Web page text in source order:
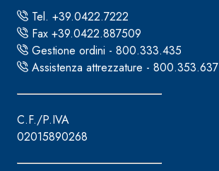
Tel. +39.0422.7222
Fax +39.0422.887509
Gestione ordini - 800.333.435
Assistenza attrezzature - 800.353.637
C.F./P.IVA
02015890268